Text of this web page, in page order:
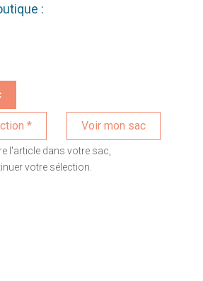
:
Voir mon sac
l'article dans votre sac,
votre sélection.